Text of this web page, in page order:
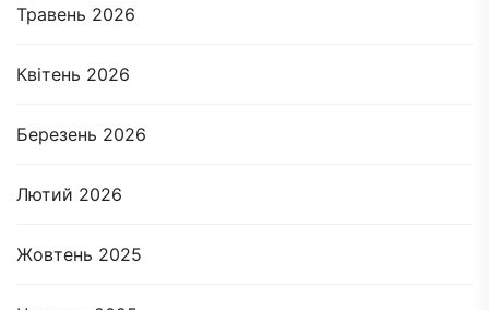
Травень 2026
Квітень 2026
Березень 2026
Лютий 2026
Жовтень 2025